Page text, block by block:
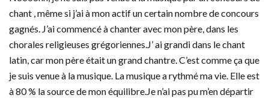
chant , même si j’ai à mon actif un certain nombre de concours
gagnés. J’ai commencé à chanter avec mon père, dans les
chorales religieuses grégoriennes.J’ ai grandi dans le chant
latin, car mon père était un grand chantre. C’est comme ça que
je suis venue à la musique. La musique a rythmé ma vie. Elle est
à 80 % la source de mon équilibre.Je n’ai pas pu m’en départir